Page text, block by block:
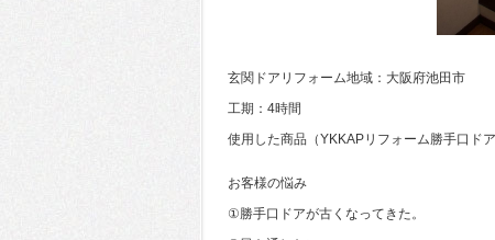
玄関ドアリフォーム地域：大阪府池田市
工期：4時間
使用した商品（YKKAPリフォーム勝手口ド
お客様の悩み
①勝手口ドアが古くなってきた。